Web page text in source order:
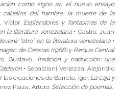
como signo en el nuevo ensayo
caballos del hambre: la muerte de la
Víctor. Esplendores y fantasmas de la
la literatura venezolana • Castro, Juan
“otro” en la literatura venezolana •
de Caracas (1968) y Parque Central
Gustavo.
Tradición y traducción: una
• Sebastiani Verlezza, Alejandro
las creaciones de Barreto, Igor. La caja y
Plaza, Arturo. Selección de poemas.